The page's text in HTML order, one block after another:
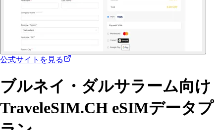
公式サイトを見る
ブルネイ・ダルサラーム向け
TraveleSIM.CH eSIMデータプ